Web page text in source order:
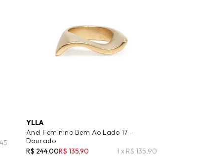
YLLA
Anel Feminino Bem Ao Lado 17 -
Dourado
R$ 244,00R$ 135,90 1 x R$ 135,90